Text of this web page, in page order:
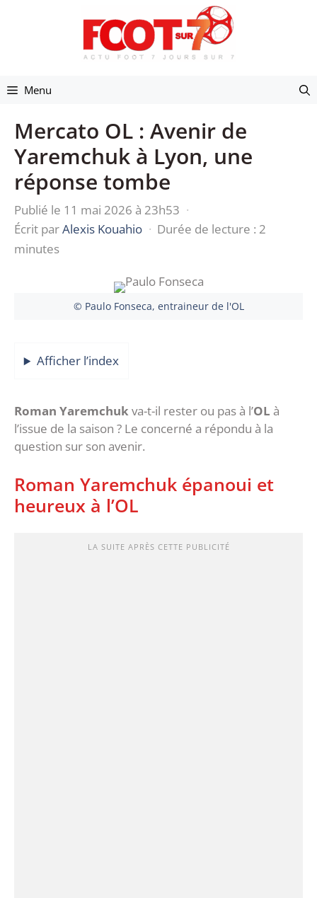
Menu
Mercato OL : Avenir de
Yaremchuk à Lyon, une
réponse tombe
Publié le 11 mai 2026 à 23h53 ·
Écrit parAlexis Kouahio · Durée de lecture : 2
minutes
© Paulo Fonseca, entraineur de l'OL
Afficher l’index
Roman Yaremchukva-t-il rester ou pas à l’OL à
l’issue de la saison ? Le concerné a répondu à la
question sur son avenir.
Roman Yaremchuk épanoui et
heureux à l’OL
LA SUITE APRÈS CETTE PUBLICITÉ